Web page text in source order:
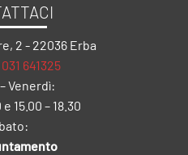
2 - 22036 Erba
641325
Venerdì:
15.00 – 18.30